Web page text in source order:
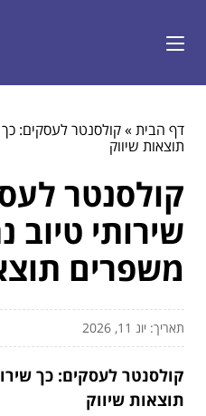
דף הבית»קולסנטר לעסקים: כך
תוצאות שיווק
קולסנטר
שירותי טיוב
משפרים
תאריך: יונ 11, 2026
קולסנטר לעסקים: כך
תוצאות שיווק